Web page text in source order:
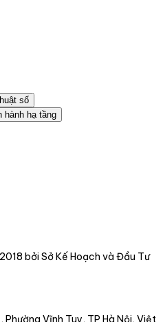
số
hành hạ tầng
bởi Sở Kế Hoạch và Đầu Tư
Vĩnh Tuy, TP Hà Nội, Việt